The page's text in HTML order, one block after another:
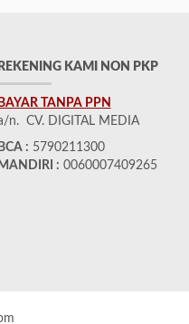
REKENING KAMI NON PKP
BAYAR TANPA PPN
n. CV. DIGITAL MEDIA
BCA : 5790211300
MANDIRI : 0060007409265